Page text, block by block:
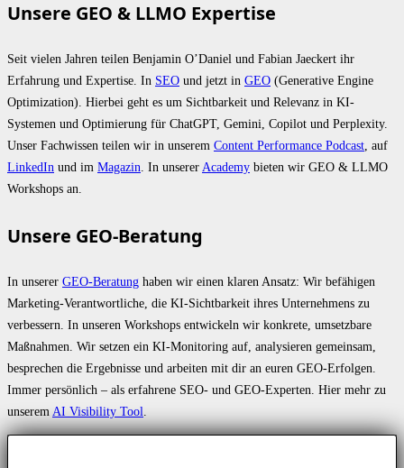
Unsere GEO & LLMO Expertise
Seit vielen Jahren teilen Benjamin O’Daniel und Fabian Jaeckert ihr
Erfahrung und Expertise. In SEO und jetzt in GEO (Generative Engine
Optimization). Hierbei geht es um Sichtbarkeit und Relevanz in KI-
Systemen und Optimierung für ChatGPT, Gemini, Copilot und Perplexity.
Unser Fachwissen teilen wir in unserem Content Performance Podcast, auf
LinkedIn und im Magazin. In unsererAcademy bieten wir GEO & LLMO
Workshops an.
Unsere GEO-Beratung
In unserer GEO-Beratung haben wir einen klaren Ansatz: Wir befähigen
Marketing-Verantwortliche, die KI-Sichtbarkeit ihres Unternehmens zu
verbessern. In unseren Workshops entwickeln wir konkrete, umsetzbare
Maßnahmen. Wir setzen ein KI-Monitoring auf, analysieren gemeinsam,
besprechen die Ergebnisse und arbeiten mit dir an euren GEO-Erfolgen.
Immer persönlich – als erfahrene SEO- und GEO-Experten. Hier mehr zu
unserem AI Visibility Tool